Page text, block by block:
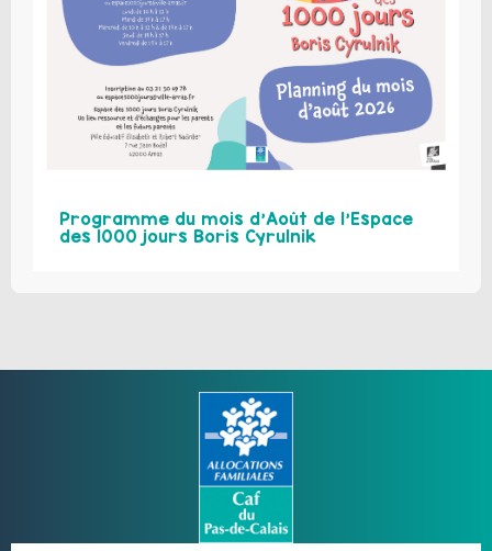
Programme du mois d’Août de l’Espace
des 1000 jours Boris Cyrulnik